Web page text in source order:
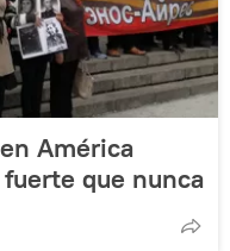
América
que nunca